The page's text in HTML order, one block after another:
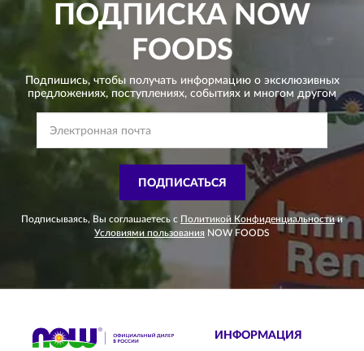
ПОДПИСКАNOW
FOODS
Подпишись, чтобы получать информацию о эксклюзивных
предложениях, поступлениях, событиях и многом другом
ПОДПИСАТЬСЯ
Подписываясь, Вы соглашаетесь с Политикой Конфиденциальности и
Условиями пользования NOW FOODS
ИНФОРМАЦИЯ